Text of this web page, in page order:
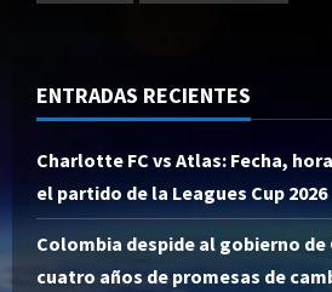
ENTRADAS RECIENTES
Charlotte FC vs Atlas: Fecha,
el partido de la Leagues Cup 2026
Colombia despide al gobierno
cuatro años de promesas de